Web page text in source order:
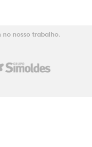
no nosso trabalho.